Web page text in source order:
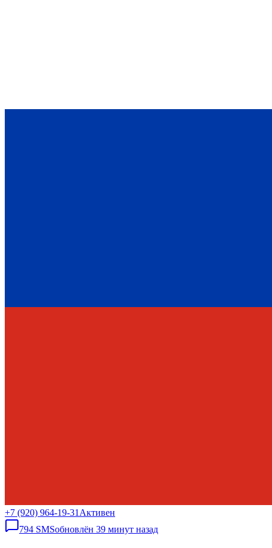
+7 (920) 964-19-31 Активен
794 SMSобновлён 39 минут назад